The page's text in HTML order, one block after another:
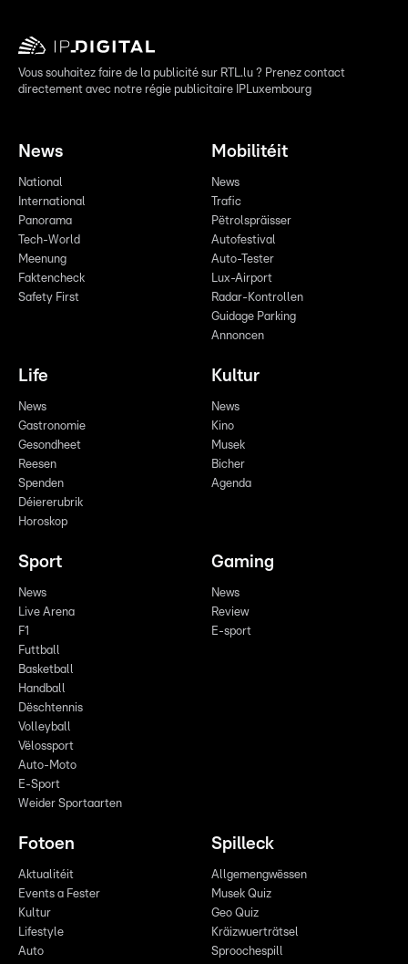
Vous souhaitez faire de la publicité sur RTL.lu ? Prenez contact
directement avec notre régie publicitaire IPLuxembourg
News
National
International
Panorama
Tech-World
Meenung
Faktencheck
Safety First
Mobilitéit
News
Trafic
Pëtrolspräisser
Autofestival
Auto-Tester
Lux-Airport
Radar-Kontrollen
Guidage Parking
Annoncen
Life
News
Gastronomie
Gesondheet
Reesen
Spenden
Déiererubrik
Horoskop
Kultur
News
Kino
Musek
Bicher
Agenda
Sport
News
Live Arena
F1
Futtball
Basketball
Handball
Dëschtennis
Volleyball
Vëlossport
Auto-Moto
E-Sport
Weider Sportaarten
Gaming
News
Review
E-sport
Fotoen
Aktualitéit
Events a Fester
Kultur
Lifestyle
Auto
Spilleck
Allgemengwëssen
Musek Quiz
Geo Quiz
Kräizwuerträtsel
Sproochespill